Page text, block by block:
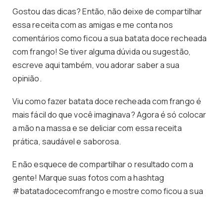
Gostou das dicas? Então, não deixe de compartilhar
essa receita com as amigas e me conta nos
comentários como ficou a sua batata doce recheada
com frango! Se tiver alguma dúvida ou sugestão,
escreve aqui também, vou adorar saber a sua
opinião.
Viu como fazer batata doce recheada com frango é
mais fácil do que você imaginava? Agora é só colocar
a mão na massa e se deliciar com essa receita
prática, saudável e saborosa.
E não esquece de compartilhar o resultado com a
gente! Marque suas fotos com a hashtag
#batatadocecomfrango e mostre como ficou a sua